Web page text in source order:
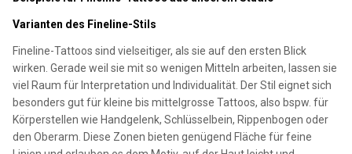
Varianten des Fineline-Stils
Fineline-Tattoos sind vielseitiger, als sie auf den ersten Blick
wirken. Gerade weil sie mit so wenigen Mitteln arbeiten, lassen sie
viel Raum für Interpretation und Individualität. Der Stil eignet sich
besonders gut für kleine bis mittelgrosse Tattoos, also bspw. für
Körperstellen wie Handgelenk, Schlüsselbein, Rippenbogen oder
den Oberarm. Diese Zonen bieten genügend Fläche für feine